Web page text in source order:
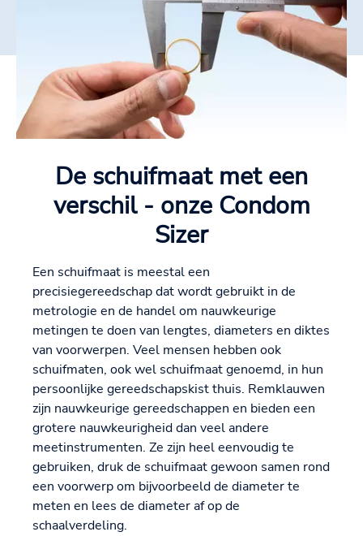
De schuifmaat met een
verschil - onze Condom
Sizer
Een schuifmaat is meestal een
precisiegereedschap dat wordt gebruikt in de
metrologie en de handel om nauwkeurige
metingen te doen van lengtes, diameters en diktes
van voorwerpen. Veel mensen hebben ook
schuifmaten, ook wel schuifmaat genoemd, in hun
persoonlijke gereedschapskist thuis. Remklauwen
zijn nauwkeurige gereedschappen en bieden een
grotere nauwkeurigheid dan veel andere
meetinstrumenten. Ze zijn heel eenvoudig te
gebruiken, druk de schuifmaat gewoon samen rond
een voorwerp om bijvoorbeeld de diameter te
meten en lees de diameter af op de
schaalverdeling.